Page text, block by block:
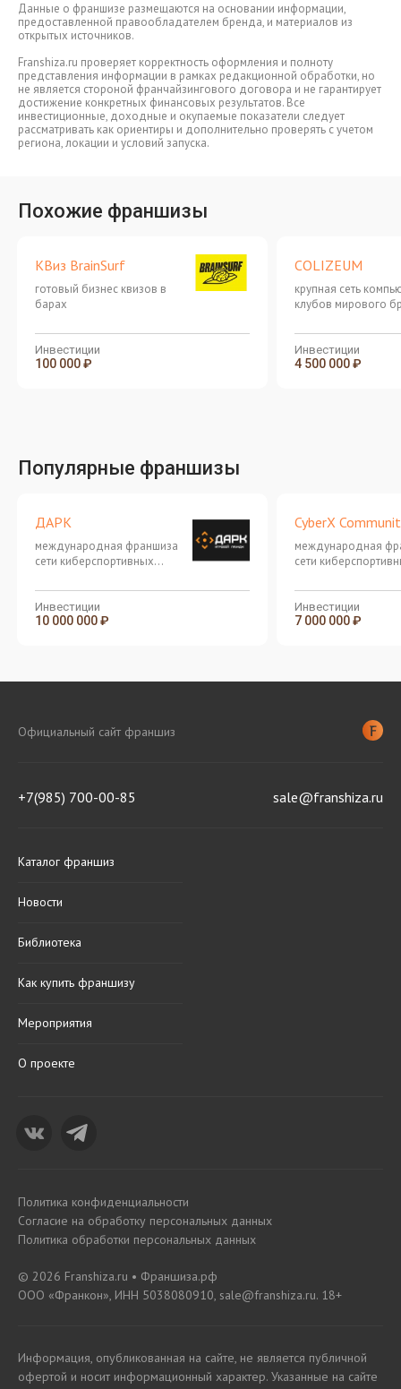
Данные о франшизе размещаются на основании информации,
предоставленной правообладателем бренда, и материалов из
открытых источников.
Franshiza.ru проверяет корректность оформления и полноту
представления информации в рамках редакционной обработки, но
не является стороной франчайзингового договора и не гарантирует
достижение конкретных финансовых результатов. Все
инвестиционные, доходные и окупаемые показатели следует
рассматривать как ориентиры и дополнительно проверять с учетом
региона, локации и условий запуска.
Похожие франшизы
КВиз BrainSurf
готовый бизнес квизов в
барах
Инвестиции
100 000 ₽
COLIZEUM
крупная сеть
клубов мирового
Инвестиции
4 500 000 ₽
Популярные франшизы
ДАРК
международная франшиза
сети киберспортивных
масштабируемыми
форматами и стабильной
бизнес-моделью
Инвестиции
10 000 000 ₽
CyberX
международная
сети
масштабируемыми
форматами и
бизнес-моделью
Инвестиции
7 000 000 ₽
Официальный сайт франшиз
+7(985) 700-00-85 sale@franshiza.ru
Каталог франшиз
Новости
Библиотека
Как купить франшизу
Мероприятия
О проекте
Политика конфиденциальности
Согласие на обработку персональных данных
Политика обработки персональных данных
© 2026 Franshiza.ru • Франшиза.рф
ООО «Франкон», ИНН 5038080910, sale@franshiza.ru. 18+
Информация, опубликованная на сайте, не является публичной
офертой и носит информационный характер. Указанные на сайте